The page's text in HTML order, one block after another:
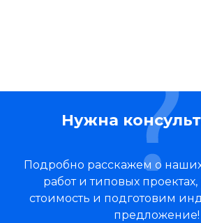
Нужна
Подробно расскажем о наших
работ и типовых
стоимость и подготовим
предложение!